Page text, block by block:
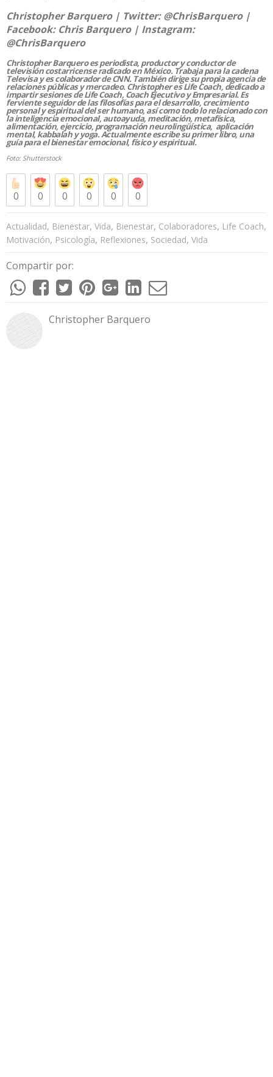
Christopher Barquero | Twitter:@ChrisBarquero|
Facebook: Chris Barquero| Instagram:
@ChrisBarquero
Christopher Barquero es periodista, productor y conductor de
televisión costarricense radicado en México. Trabaja para la cadena
Televisa y es colaborador de CNN. También dirige su propia agencia de
relaciones públicas y mercadeo. Christopher es Life Coach, dedicado a
impartir sesiones de Life Coach, Coach Ejecutivo y Empresarial. Es
ferviente seguidor de las filosofías para el desarrollo, crecimiento
personal y espiritual del ser humano, así como todo lo relacionado con
la inteligencia emocional, autoayuda, meditación, metafísica,
alimentación, ejercicio, programación neurolingüística, aplicación
mental, kabbalah y yoga. Actualmente escribe su primer libro, una
guía para el bienestar emocional, físico y espiritual.
Foto:Shutterstock
0 0 0 0 0 0
Actualidad, Bienestar, Vida, Bienestar, Colaboradores, Life Coach,
Motivación, Psicología, Reflexiones, Sociedad, Vida
Compartir por:
Christopher Barquero